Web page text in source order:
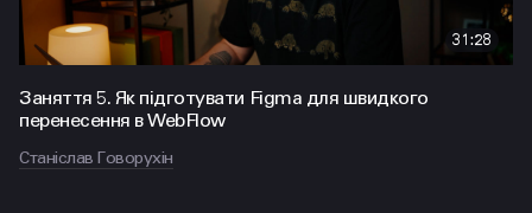
31:28
Заняття 5. Як підготувати Figma для швидкого
перенесення в WebFlow
Станіслав Говорухін